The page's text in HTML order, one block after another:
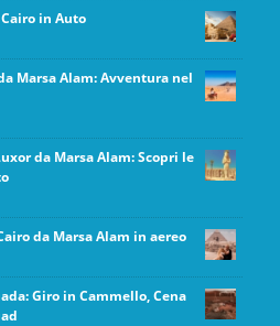
in Auto
Marsa Alam: Avventura nel
da Marsa Alam: Scopri le
da Marsa Alam in aereo
Giro in Cammello, Cena